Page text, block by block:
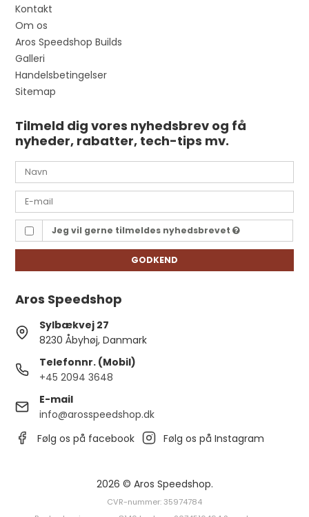
Kontakt
Om os
Aros Speedshop Builds
Galleri
Handelsbetingelser
Sitemap
Tilmeld dig vores nyhedsbrev og få
nyheder, rabatter, tech-tips mv.
Jeg vil gerne tilmeldes nyhedsbrevet
GODKEND
Aros Speedshop
Sylbækvej 27
8230 Åbyhøj, Danmark
Telefonnr. (Mobil)
+45 2094 3648
E-mail
info@arosspeedshop.dk
Følg os på facebook
Følg os på Instagram
2026 © Aros Speedshop.
CVR-nummer: 35974784